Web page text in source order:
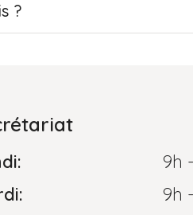
?
9h
9h